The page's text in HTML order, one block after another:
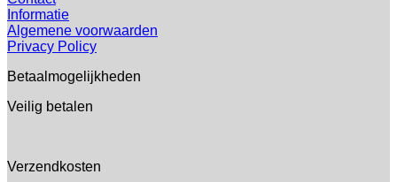
Informatie
Algemene voorwaarden
Privacy Policy
Betaalmogelijkheden
Veilig betalen
Verzendkosten